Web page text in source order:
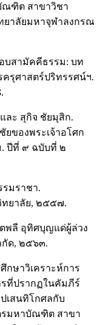
ณฑิต สาขาวิชา
าลัยมหาจุฬาลงกรณ
บสามัคคีธรรม: บท
ครุศาสตร์ปริทรรศน์ฯ.
ละ สุกิจ ชัยมุสิก.
ยของพระเจ้าอโศก
. ปีที่ ๙ ฉบับที่ ๒
มราชา.
ทยาลัย, ๒๕๕๗.
พลี อุทิศบุญแด่ผู้ล่วง
ด, ๒๕๖๓.
กษาวิเคราะห์การ
รที่ปรากฏในคัมภีร์
เสนทิโกศลกับ
รมหาบัณฑิต สาขา